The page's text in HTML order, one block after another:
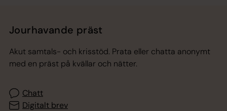
Jourhavande präst
Akut samtals- och krisstöd. Prata eller chatta anonymt
med en präst på kvällar och nätter.
Chatt
Digitalt brev